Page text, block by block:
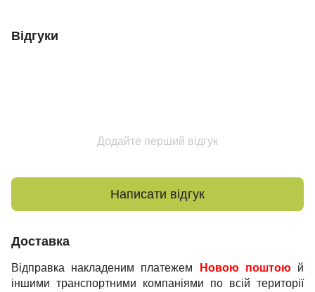
Відгуки
Додайте перший відгук
Написати відгук
Доставка
Відправка накладеним платежем Новою поштою й
іншими транспортними компаніями по всій території